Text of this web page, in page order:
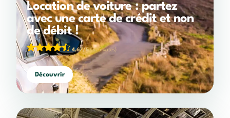
Location de voiture : partez
avec une carte de crédit et non
de débit !
4,67/5(325 votes)
Découvrir